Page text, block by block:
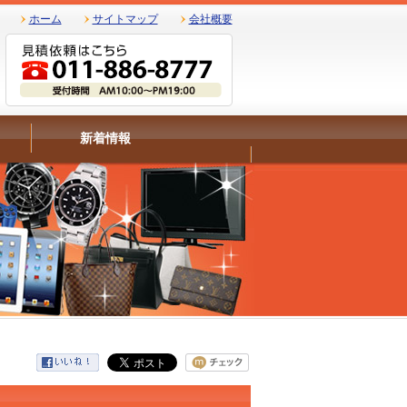
ホーム サイトマップ 会社概要
新着情報